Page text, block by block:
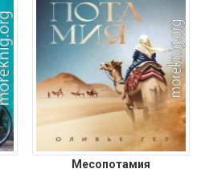
Месопотамия